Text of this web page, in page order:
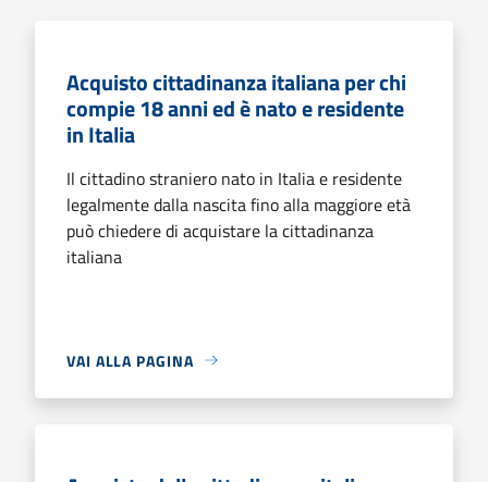
Acquisto cittadinanza italiana per chi
compie 18 anni ed è nato e residente
in Italia
Il cittadino straniero nato in Italia e residente
legalmente dalla nascita fino alla maggiore età
può chiedere di acquistare la cittadinanza
italiana
VAI ALLA PAGINA